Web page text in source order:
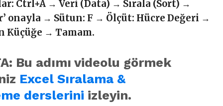
Ctrl+A → Veri (Data) → Sırala (Sort) →
onayla → Sütun: F → Ölçüt: Hücre Değeri →
Küçüğe → Tamam.
Bu adımıvideolu görmek
Excel Sıralama &
derslerini izleyin.